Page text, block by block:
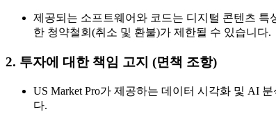
제공되는 소프트웨어와 코드는 디지털 콘텐츠
한 청약철회(취소 및 환불)가 제한될 수 있습니다.
2. 투자에 대한 책임 고지 (면책 조항)
US Market Pro가 제공하는 데이터 시각화 및 AI
다.